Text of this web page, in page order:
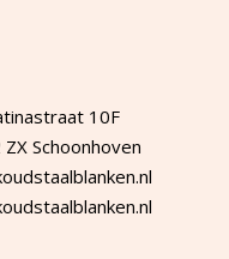
10F
Schoonhoven